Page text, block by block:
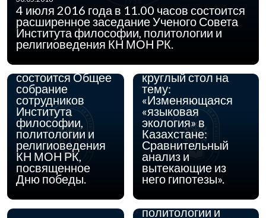
4 июля 2016 года в 11.00 часов состоится
расширенное заседание Ученого Совета
Института философии, политологии и
религиоведения КН МОН РК.
03.05.2016
04 мая 2016 года
в 11.00 часов
состоится Общее
собрание
сотрудников
Института
философии,
политологии и
религиоведения
КН МОН РК,
посвященное
Дню победы.
Институте
философии,
политологии и
религиоведения
МОН РК состоится
круглый стол на
тему:
«Изменяющаяся
«языковая
экология» в
Казахстане:
Сравнительный
анализ и
вытекающие из
него гипотезы».
31.03.2016
С 28 марта по 8
апреля 2016 г. в
философии,
политологии и